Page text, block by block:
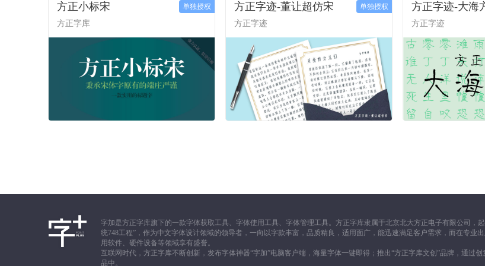
方正小标宋
方正字库
单独授权 方正字迹-董让超仿宋
方正字迹
单独授权 方正字迹-大海
方正字迹
字加是方正字库旗下的一款字体获取工具、字体使用工具、字体管理工具。方正字库隶属于北京北大方正电子有限公司，
统748工程”，作为中文字体设计领域的领导者，一向以字款丰富，品质精良，适用面广，能迅速满足客户需求，而在专业
用软件、硬件设备等领域享有盛誉。
互联网时代，方正字库不断创新，发布字体神器“字加”电脑客户端，海量字体一键即得；推出“方正字库文创”品牌，通过
品中。